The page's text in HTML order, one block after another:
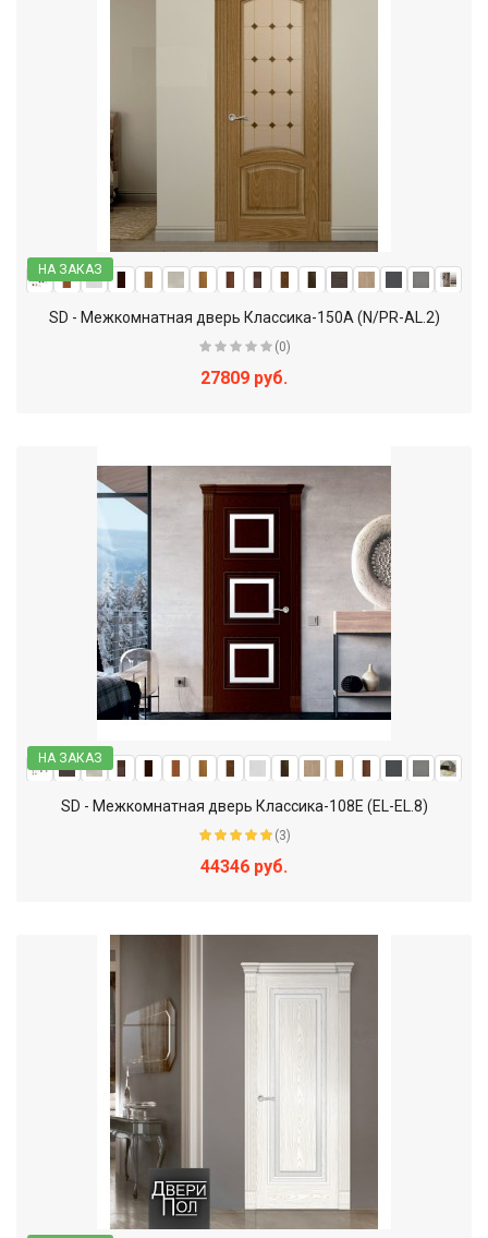
НА ЗАКАЗ
SD - Межкомнатная дверь Классика-150А (N/PR-AL.2)
(0)
27809 руб.
НА ЗАКАЗ
SD - Межкомнатная дверь Классика-108Е (EL-EL.8)
(3)
44346 руб.